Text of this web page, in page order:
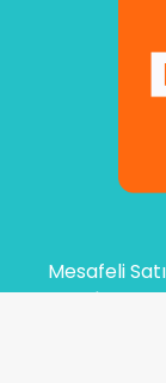
Mesafeli
Şartlar|